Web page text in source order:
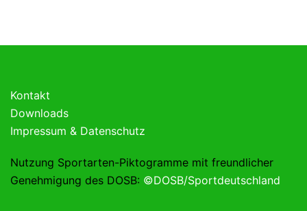
Kontakt
Downloads
Impressum & Datenschutz
Nutzung Sportarten-Piktogramme mit freundlicher
Genehmigung des DOSB: ©DOSB/Sportdeutschland